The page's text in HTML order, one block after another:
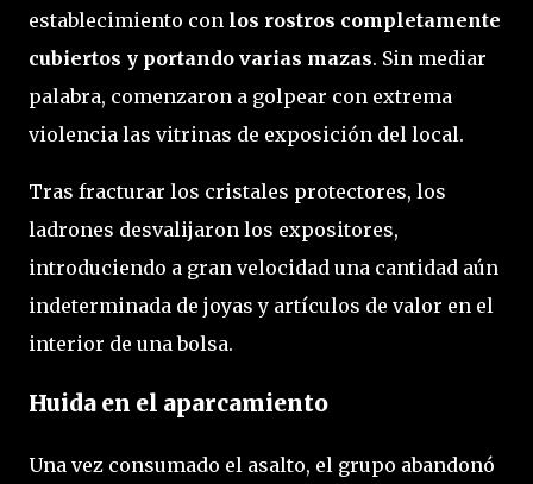
establecimiento con los rostros completamente
cubiertos y portando varias mazas. Sin mediar
palabra, comenzaron a golpear con extrema
violencia las vitrinas de exposición del local.
Tras fracturar los cristales protectores, los
ladrones desvalijaron los expositores,
introduciendo a gran velocidad una cantidad aún
indeterminada de joyas y artículos de valor en el
interior de una bolsa.
Huida en el aparcamiento
Una vez consumado el asalto, el grupo abandonó